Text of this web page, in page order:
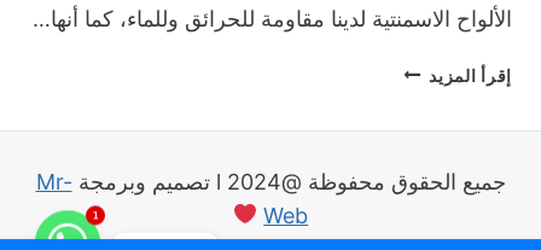
الألواح الاسمنتية لدينا مقاومة للحرائق وللماء، كما أنها…
إقرأ المزيد تركيب
بورد
جميع الحقوق محفوظة @2024 l تصميم وبرمجة
Mr-
Web
1